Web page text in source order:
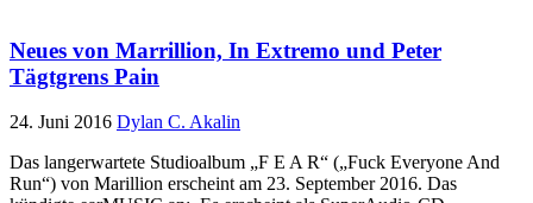
Neues von Marrillion, In Extremo und Peter
Tägtgrens Pain
24. Juni 2016 Dylan C. Akalin
Das langerwartete Studioalbum „F E A R“ („Fuck Everyone And
Run“) von Marillion erscheint am 23. September 2016. Das